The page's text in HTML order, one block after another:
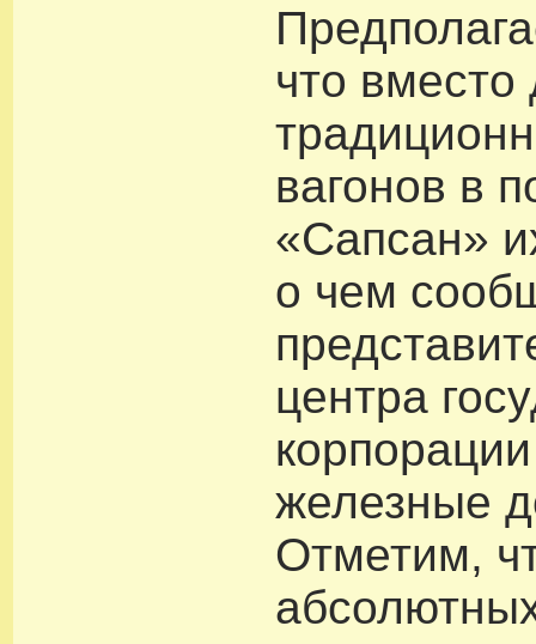
что вместо
вагонов в
«Сапсан»
о чем
центра
железные
Отметим,